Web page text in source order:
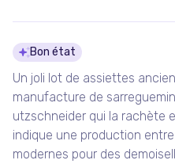
Détails du
Bon état
Un joli lot de assiettes
manufacture de
utzschneider qui la rachète
indique une production
modernes pour des